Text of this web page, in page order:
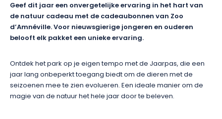
Geef dit jaar een onvergetelijke ervaring in het hart van
de natuur cadeau met de cadeaubonnen van Zoo
d’Amnéville. Voor nieuwsgierige jongeren en ouderen
belooft elk pakket een unieke ervaring.
Ontdek het park op je eigen tempo met de Jaarpas, die een
jaar lang onbeperkt toegang biedt om de dieren met de
seizoenen mee te zien evolueren. Een ideale manier om de
magie van de natuur het hele jaar door te beleven.